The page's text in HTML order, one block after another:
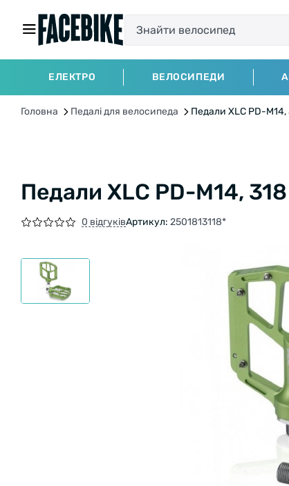
ЕЛЕКТРО ВЕЛОСИПЕДИ
Головна Педалі для велосипеда Педали XLC PD-M14,
Педали XLC PD-M14,
0 відгуківАртикул: 2501813118*